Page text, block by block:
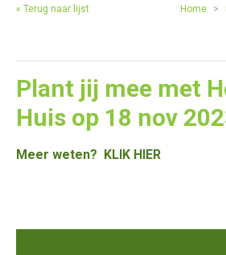
« Terug naar lijst Home >
Plant jij mee met
Huis op 18 nov
Meer weten? KLIK HIER